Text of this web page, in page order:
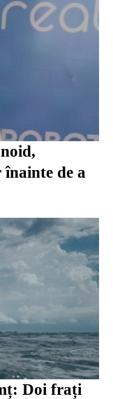
înainte de a
Doi frați